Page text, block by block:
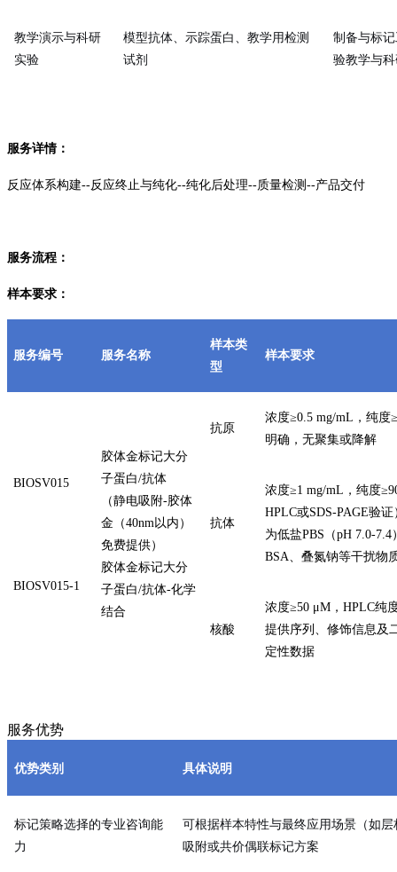
教学演示与科研
实验
模型抗体、示踪蛋白、教学用检测
试剂
制备与标
验教学与
服务详情：
反应体系构建--反应终止与纯化--纯化后处理--质量检测--产品交付
服务流程：
样本要求：
服务编号 服务名称
样本类
型
样本要求
BIOSV015
BIOSV015-1
胶体金标记大分
子蛋白/抗体
（静电吸附-胶体
金（40nm以内）
免费提供）
胶体金标记大分
子蛋白/抗体-化学
结合
抗原
浓度≥0.5 mg/mL，纯度
明确，无聚集或降解
抗体
浓度≥1 mg/mL，纯度
HPLC或SDS-PAGE验
为低盐PBS（pH 7.0-7.4
BSA、叠氮钠等干扰物
核酸
浓度≥50 μM，HPLC纯
提供序列、修饰信息及
定性数据
服务优势
优势类别 具体说明
标记策略选择的专业咨询能
力
可根据样本特性与最终应用场景（如
吸附或共价偶联标记方案